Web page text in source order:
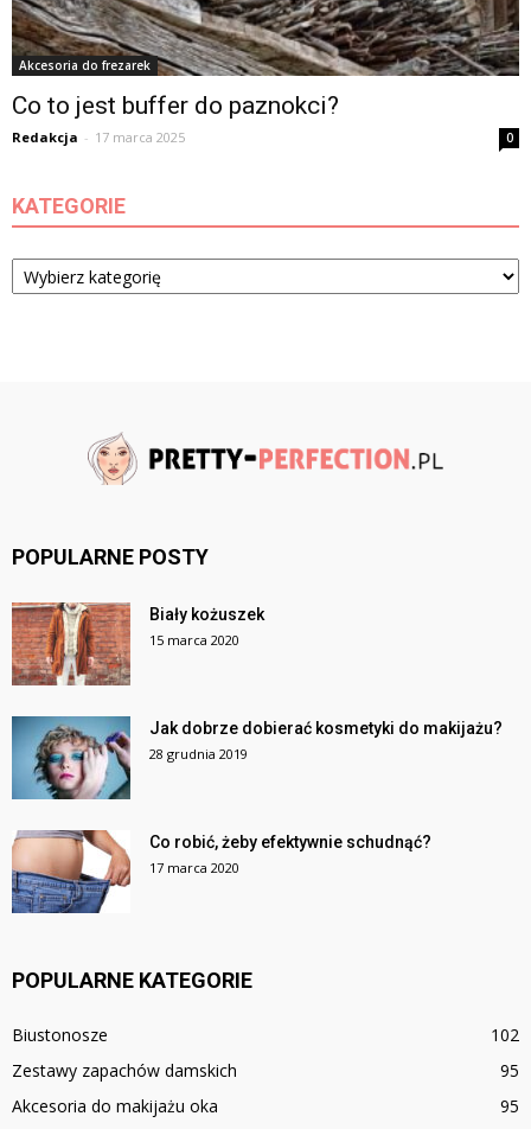
Akcesoria do frezarek
Co to jest buffer do paznokci?
Redakcja - 17 marca 2025 0
KATEGORIE
Kategorie
POPULARNE POSTY
Biały kożuszek
15 marca 2020
Jak dobrze dobierać kosmetyki do makijażu?
28 grudnia 2019
Co robić, żeby efektywnie schudnąć?
17 marca 2020
POPULARNE KATEGORIE
Biustonosze
102
Zestawy zapachów damskich
95
Akcesoria do makijażu oka
95